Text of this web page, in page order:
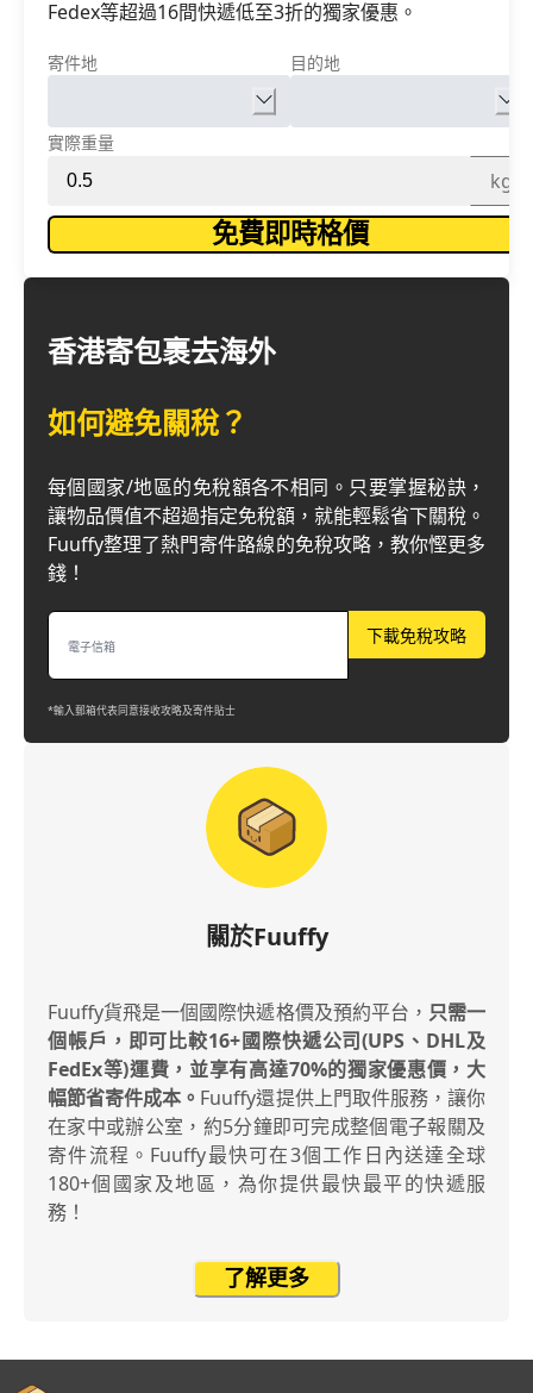
關於Fuuffy
Fuuffy貨飛是一個國際快遞格價及預約平台， 只需一
個帳戶，即可比較16+國際快遞公司(UPS、DHL及
FedEx等)運費，並享有高達70%的獨家優惠價，大
幅節省寄件成本。 Fuuffy還提供上門取件服務，讓你
在家中或辦公室，約5分鐘即可完成整個電子報關及
寄件流程。Fuuffy最快可在3個工作日內送達全球
180+個國家及地區，為你提供最快最平的快遞服
務！
了解更多
香港寄包裹去海外
如何避免關稅？
每個國家/地區的免稅額各不相同。只要掌握秘訣，
讓物品價值不超過指定免稅額，就能輕鬆省下關稅。
Fuuffy整理了熱門寄件路線的免稅攻略，教你慳更多
錢！
下載免稅攻略
*輸入郵箱代表同意接收攻略及寄件貼士
Fedex等超過16間快遞低至3折的獨家優惠。
寄件地 目的地
實際重量
kg
免費即時格價